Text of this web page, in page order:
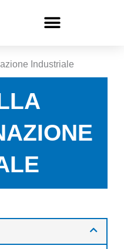
Industriale